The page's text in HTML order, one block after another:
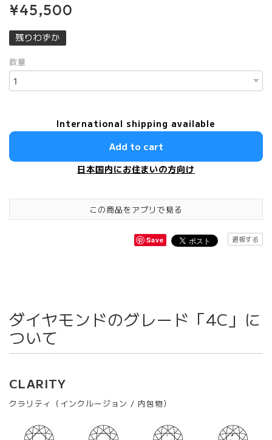
¥45,500
残りわずか
数量
International shipping available
Add to cart
日本国内にお住まいの方向け
この商品をアプリで見る
Save 通報する
ダイヤモンドのグレード「4C」に
ついて
CLARITY
クラリティ（インクルージョン / 内包物）